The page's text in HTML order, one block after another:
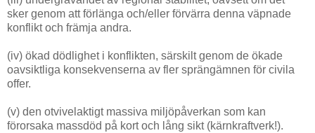
sker genom att förlänga och/eller förvärra denna väpnade
konflikt och främja andra.
(iv) ökad dödlighet i konflikten, särskilt genom de ökade
oavsiktliga konsekvenserna av fler sprängämnen för civila
offer.
(v) den otvivelaktigt massiva miljöpåverkan som kan
förorsaka massdöd på kort och lång sikt (kärnkraftverk!).